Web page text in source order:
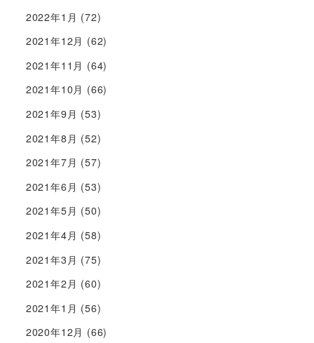
2022年1月 (72)
2021年12月 (62)
2021年11月 (64)
2021年10月 (66)
2021年9月 (53)
2021年8月 (52)
2021年7月 (57)
2021年6月 (53)
2021年5月 (50)
2021年4月 (58)
2021年3月 (75)
2021年2月 (60)
2021年1月 (56)
2020年12月 (66)